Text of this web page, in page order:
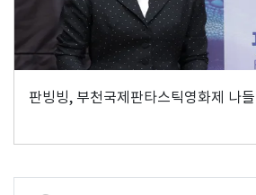
판빙빙, 부천국제판타스틱영화제 나들